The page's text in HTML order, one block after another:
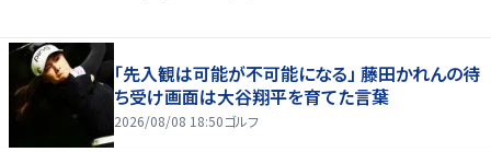
「先入観は可能が不可能になる」 藤田かれんの待
ち受け画面は大谷翔平を育てた言葉
2026/08/08 18:50ゴルフ